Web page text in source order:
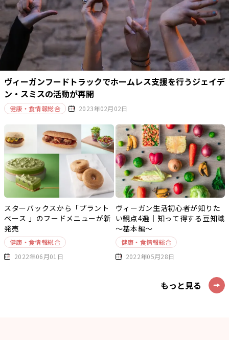
ヴィーガンフードトラックでホームレス支援を行うジェイデ
ン・スミスの活動が再開
健康・食情報総合 2023年02月02日
スターバックスから「プラント
ベース 」のフードメニューが新
発売
健康・食情報総合
2022年06月01日
ヴィーガン生活初心者が知りた
い観点4選｜知って得する豆知識
～基本編～
健康・食情報総合
2022年05月28日
もっと見る